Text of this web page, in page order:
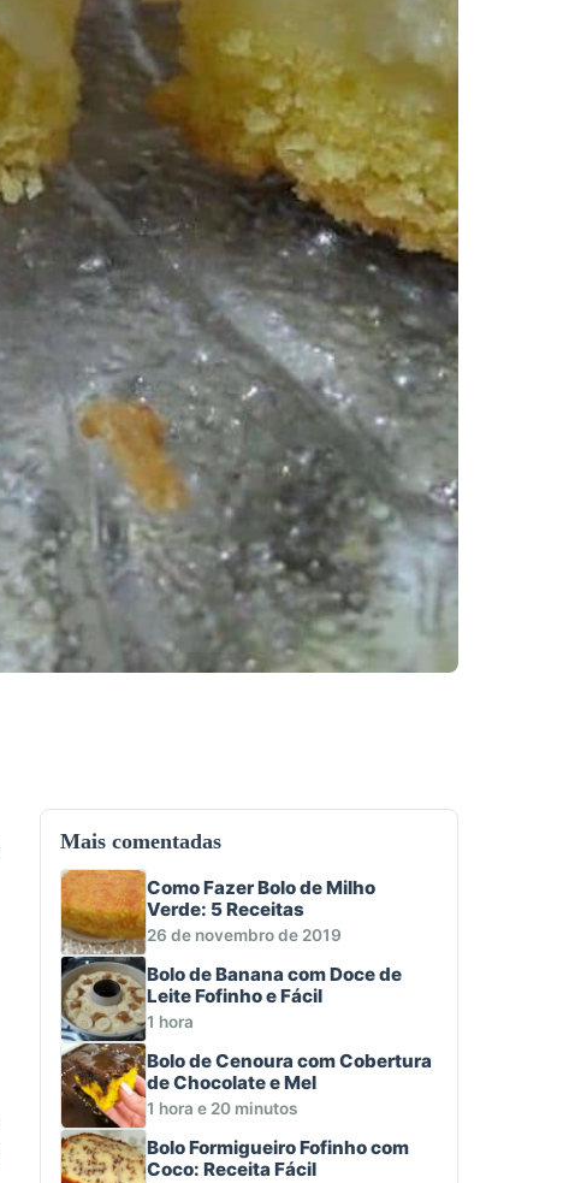
Mais comentadas
Como Fazer Bolo de Milho
Verde: 5 Receitas
26 de novembro de 2019
Bolo de Banana com Doce de
Leite Fofinho e Fácil
1 hora
Bolo de Cenoura com Cobertura
de Chocolate e Mel
1 hora e 20 minutos
Bolo Formigueiro Fofinho com
Coco: Receita Fácil